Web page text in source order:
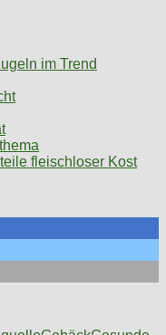
im Trend
fleischloser Kost